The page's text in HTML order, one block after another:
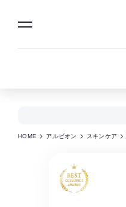
HOME アルビオン スキンケア